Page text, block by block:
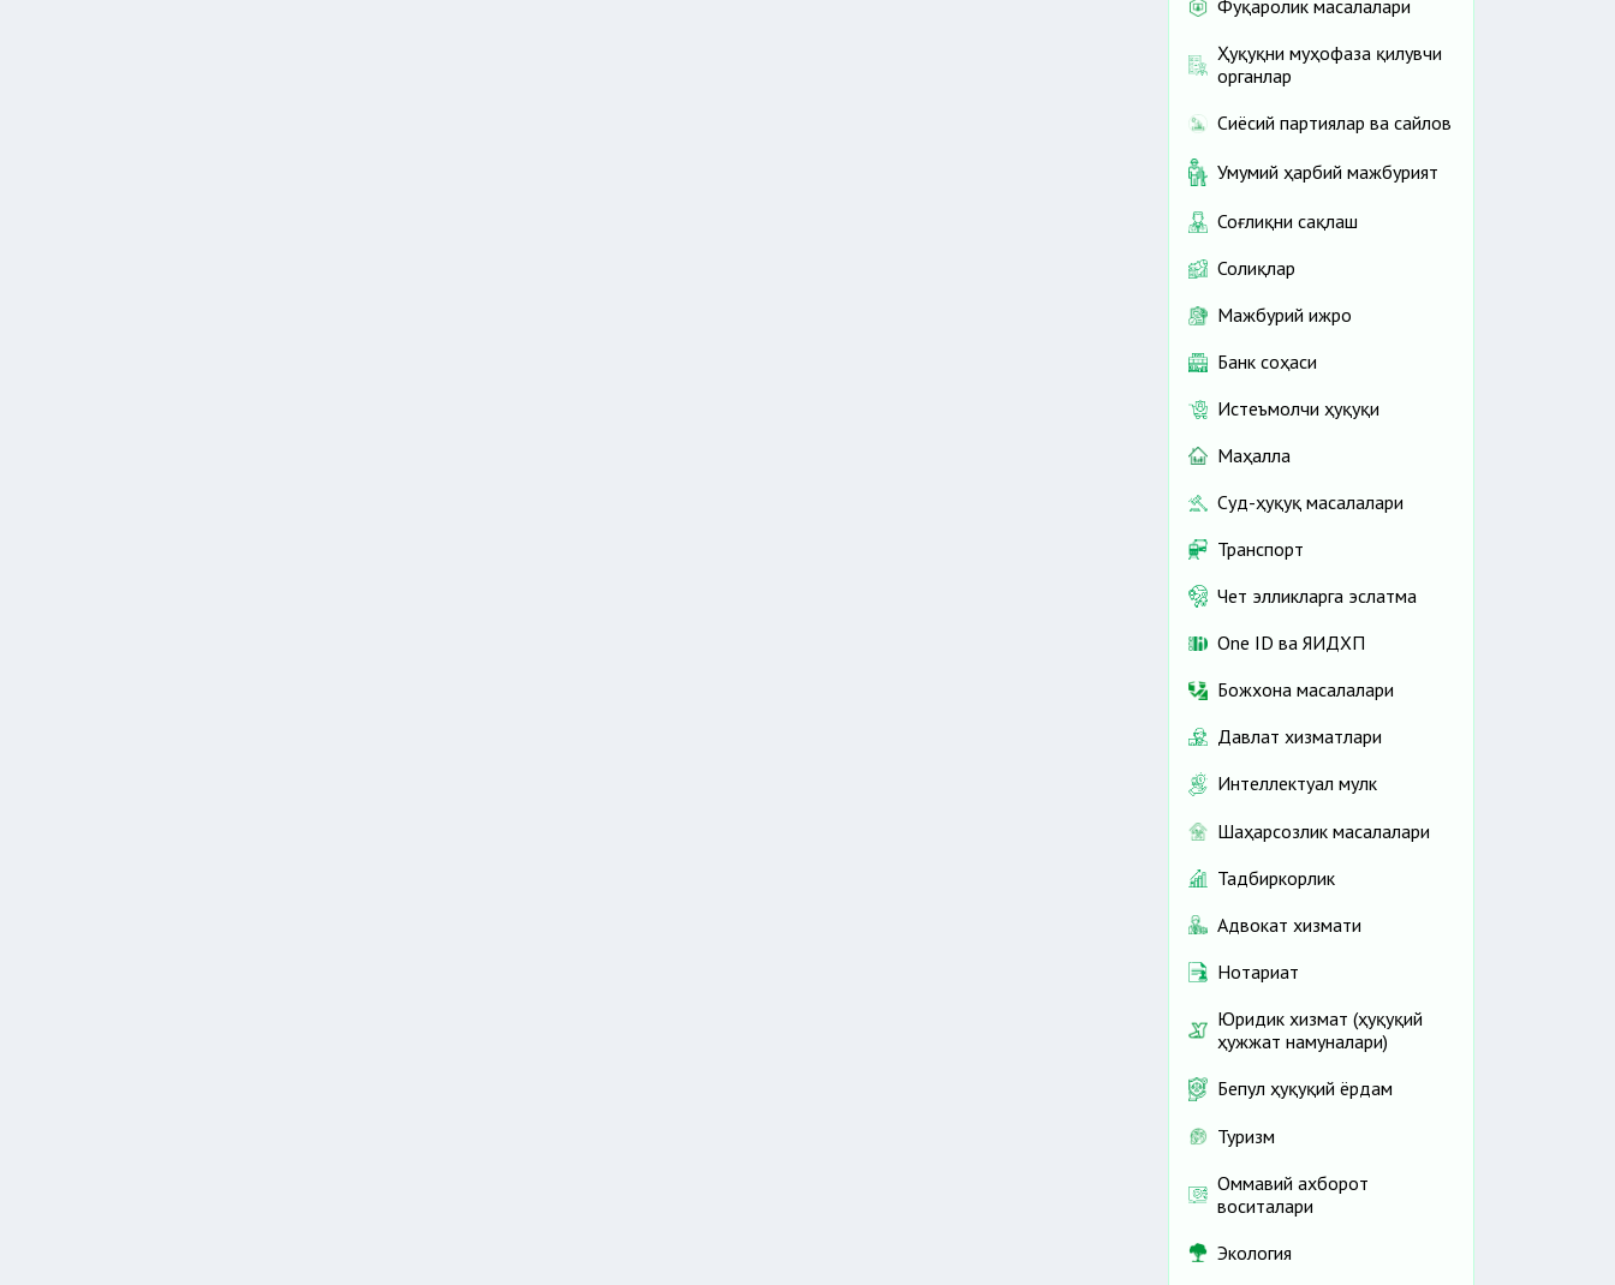
Фуқаролик масалалари
Ҳуқуқни муҳофаза қилувчи
органлар
Сиёсий партиялар ва сайлов
Умумий ҳарбий мажбурият
Соғлиқни сақлаш
Солиқлар
Мажбурий ижро
Банк соҳаси
Истеъмолчи ҳуқуқи
Маҳалла
Суд-ҳуқуқ масалалари
Транспорт
Чет элликларга эслатма
One ID ва ЯИДХП
Божхона масалалари
Давлат хизматлари
Интеллектуал мулк
Шаҳарсозлик масалалари
Тадбиркорлик
Адвокат хизмати
Нотариат
Юридик хизмат (ҳуқуқий
ҳужжат намуналари)
Бепул ҳуқуқий ёрдам
Туризм
Оммавий ахборот
воситалари
Экология